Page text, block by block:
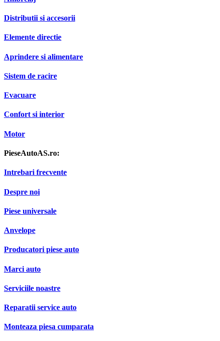
Distributii si accesorii
Elemente directie
Aprindere si alimentare
Sistem de racire
Evacuare
Confort si interior
Motor
PieseAutoAS.ro:
Intrebari frecvente
Despre noi
Piese universale
Anvelope
Producatori piese auto
Marci auto
Serviciile noastre
Reparatii service auto
Monteaza piesa cumparata